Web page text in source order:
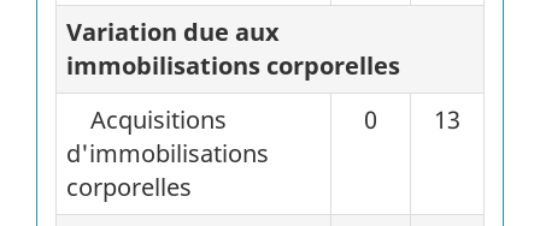
Variation due aux
immobilisations corporelles
Acquisitions
d'immobilisations
corporelles
0 13